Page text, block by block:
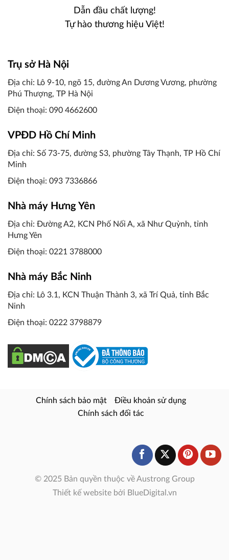
Dẫn đầu chất lượng!
Tự hào thương hiệu Việt!
Trụ sở Hà Nội
Địa chỉ: Lô 9-10, ngõ 15, đường An Dương Vương, phường
Phú Thượng, TP Hà Nội
Điện thoại: 090 4662600
VPĐD Hồ Chí Minh
Địa chỉ: Số 73-75, đường S3, phường Tây Thạnh, TP Hồ Chí
Minh
Điện thoại: 093 7336866
Nhà máy Hưng Yên
Địa chỉ: Đường A2, KCN Phố Nối A, xã Như Quỳnh, tỉnh
Hưng Yên
Điện thoại: 0221 3788000
Nhà máy Bắc Ninh
Địa chỉ: Lô 3.1, KCN Thuận Thành 3, xã Trí Quả, tỉnh Bắc
Ninh
Điện thoại: 0222 3798879
Chính sách bảo mật
Điều khoản sử dụng
Chính sách đối tác
© 2025 Bản quyền thuộc về Austrong Group
Thiết kế website bởi BlueDigital.vn